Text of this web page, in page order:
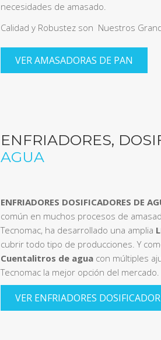
necesidades de amasado.
Calidad y Robustez son Nuestros
VER AMASADORAS DE PAN
ENFRIADORES,
AGUA
ENFRIADORES DOSIFICADORES DE
común en muchos procesos de
Tecnomac, ha desarrollado una amplia
cubrir todo tipo de producciones. Y
Cuentalitros de agua con múltiples
Tecnomac la mejor opción del mercado.
VER ENFRIADORES